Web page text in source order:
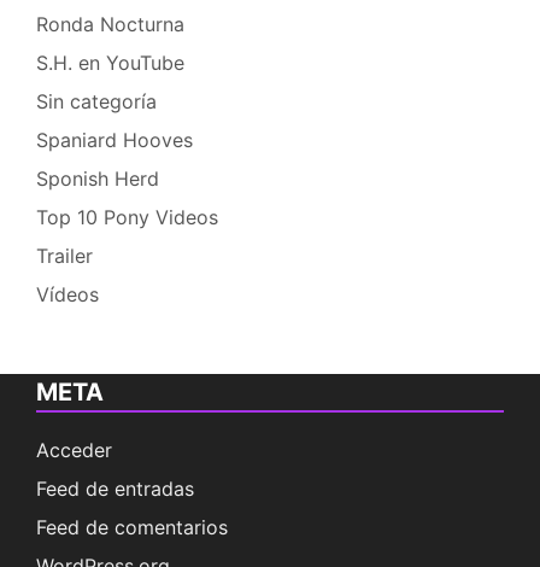
Ronda Nocturna
S.H. en YouTube
Sin categoría
Spaniard Hooves
Sponish Herd
Top 10 Pony Videos
Trailer
Vídeos
META
Acceder
Feed de entradas
Feed de comentarios